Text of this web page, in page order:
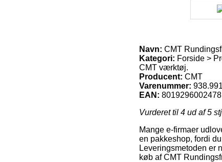
Navn: CMT
Kategori: Forside >
CMT værktøj.
Producent: CMT
Varenummer:
EAN: 8019296002478
Vurderet til 4 ud af 5
Mange e-firmaer
en pakkeshop, fordi
Leveringsmetoden er
køb af CMT